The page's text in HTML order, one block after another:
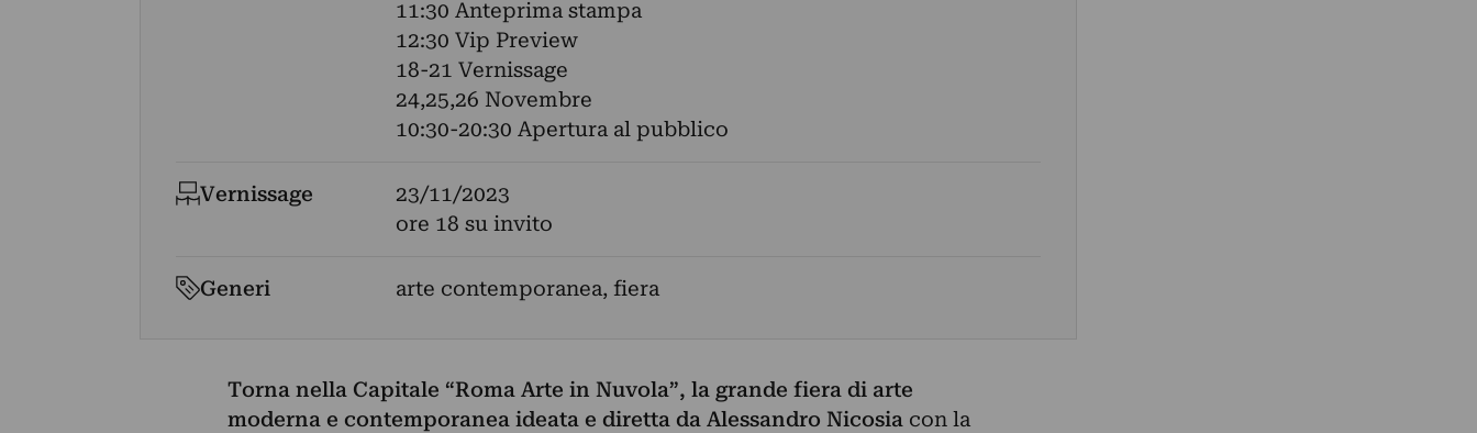
11:30 Anteprima stampa
12:30 Vip Preview
18-21 Vernissage
24,25,26 Novembre
10:30-20:30 Apertura al pubblico
Vernissage
23/11/2023
ore 18 su invito
Generi arte contemporanea, fiera
Torna nella Capitale “Roma Arte in Nuvola”, la grande fiera di arte
moderna e contemporanea ideata e diretta da Alessandro Nicosia con la